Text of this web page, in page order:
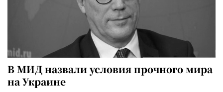
В МИД назвали условия прочного мира
на Украине